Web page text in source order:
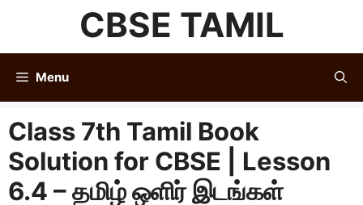
content
CBSE TAMIL
Menu
Class 7th Tamil Book
Solution for CBSE | Lesson
6.4 – தமிழ் ஒளிர் இடங்கள்